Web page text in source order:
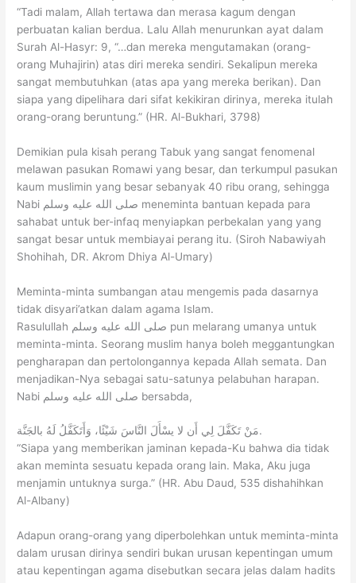
“Tadi malam, Allah tertawa dan merasa kagum dengan
perbuatan kalian berdua. Lalu Allah menurunkan ayat dalam
Surah Al-Hasyr: 9, “…dan mereka mengutamakan (orang-
orang Muhajirin) atas diri mereka sendiri. Sekalipun mereka
sangat membutuhkan (atas apa yang mereka berikan). Dan
siapa yang dipelihara dari sifat kekikiran dirinya, mereka itulah
orang-orang beruntung.” (HR. Al-Bukhari, 3798)
Demikian pula kisah perang Tabuk yang sangat fenomenal
melawan pasukan Romawi yang besar, dan terkumpul pasukan
kaum muslimin yang besar sebanyak 40 ribu orang, sehingga
Nabi صلى الله عليه وسلم meneminta bantuan kepada para
sahabat untuk ber-infaq menyiapkan perbekalan yang yang
sangat besar untuk membiayai perang itu. (Siroh Nabawiyah
Shohihah, DR. Akrom Dhiya Al-Umary)
Meminta-minta sumbangan atau mengemis pada dasarnya
tidak disyari’atkan dalam agama Islam.
Rasulullah صلى الله عليه وسلم pun melarang umanya untuk
meminta-minta. Seorang muslim hanya boleh meggantungkan
pengharapan dan pertolongannya kepada Allah semata. Dan
menjadikan-Nya sebagai satu-satunya pelabuhan harapan.
Nabi صلى الله عليه وسلم bersabda,
مَنْ تَكَفَّلَ لِي أَن لا يسْأَلَ النَّاسَ شَيْئًا، وَأَتَكَفَّلُ لَهُ بالجَنَّة.
“Siapa yang memberikan jaminan kepada-Ku bahwa dia tidak
akan meminta sesuatu kepada orang lain. Maka, Aku juga
menjamin untuknya surga.” (HR. Abu Daud, 535 dishahihkan
Al-Albany)
Adapun orang-orang yang diperbolehkan untuk meminta-minta
dalam urusan dirinya sendiri bukan urusan kepentingan umum
atau kepentingan agama disebutkan secara jelas dalam hadits